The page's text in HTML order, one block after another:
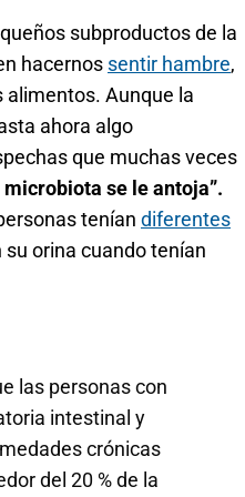
subproductos de la
hacernos sentir hambre,
alimentos. Aunque la
ahora algo
que muchas veces
microbiota se le antoja”.
tenían diferentes
su orina cuando tenían
las personas con
intestinal y
crónicas
del 20 % de la